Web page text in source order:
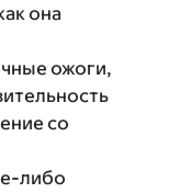
она
ожоги,
со
либо